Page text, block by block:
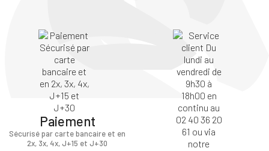
Paiement
Sécurisé par carte bancaire et en
2x, 3x, 4x, J+15 et J+30